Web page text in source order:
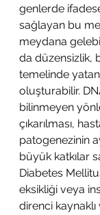
genlerde
sağlayan bu
meydana
da düzensizlik,
temelinde
oluşturabilir.
bilinmeyen
çıkarılması,
patogenezinin
büyük katkılar
Diabetes
eksikliği veya
direnci